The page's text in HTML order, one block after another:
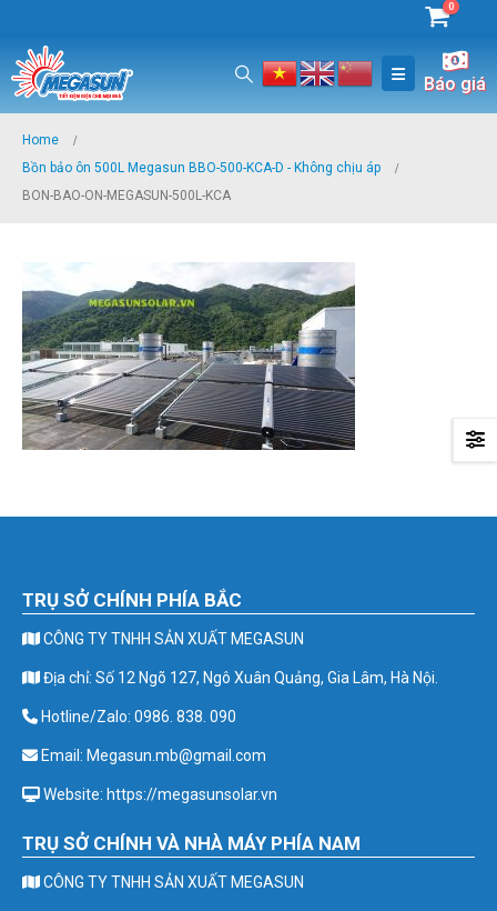
0
Báo giá
Home
Bồn bảo ôn 500L Megasun BBO-500-KCA-D - Không chịu áp
BON-BAO-ON-MEGASUN-500L-KCA
TRỤ SỞ CHÍNH PHÍA BẮC
CÔNG TY TNHH SẢN XUẤT MEGASUN
Địa chỉ: Số 12 Ngõ 127, Ngô Xuân Quảng, Gia Lâm, Hà Nội.
Hotline/Zalo: 0986. 838. 090
Email: Megasun.mb@gmail.com
Website: https://megasunsolar.vn
TRỤ SỞ CHÍNH VÀ NHÀ MÁY PHÍA NAM
CÔNG TY TNHH SẢN XUẤT MEGASUN